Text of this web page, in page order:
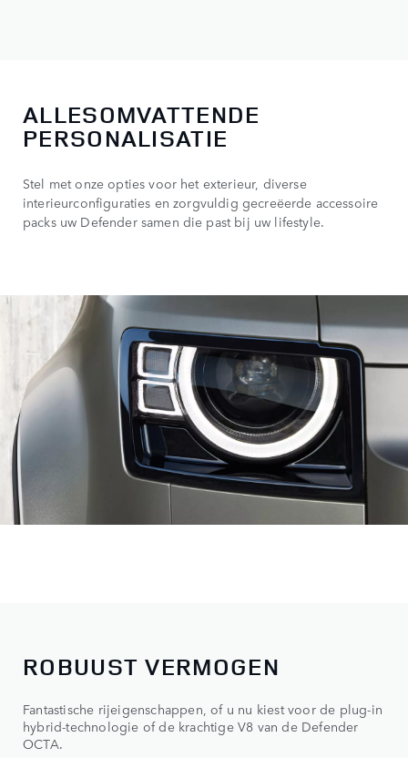
ALLESOMVATTENDE
PERSONALISATIE
Stel met onze opties voor het exterieur, diverse
interieurconfiguraties en zorgvuldig gecreëerde accessoire
packs uw Defender samen die past bij uw lifestyle.
ROBUUST VERMOGEN
Fantastische rijeigenschappen, of u nu kiest voor de plug-in
hybrid-technologie of de krachtige V8 van de Defender
OCTA.